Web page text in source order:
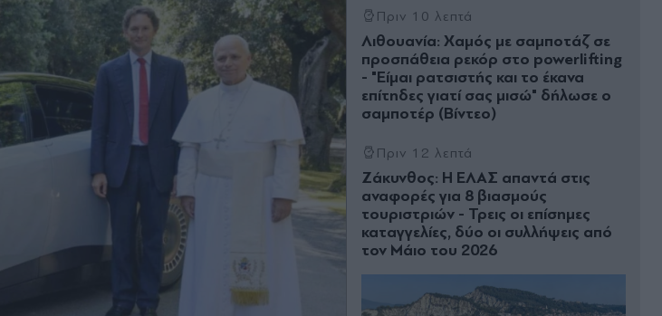
Πριν 10 λεπτά
Λιθουανία: Χαμός με σαμποτάζ σε
προσπάθεια ρεκόρ στο powerlifting
- "Είμαι ρατσιστής και το έκανα
επίτηδες γιατί σας μισώ" δήλωσε ο
σαμποτέρ (Βίντεο)
Πριν 12 λεπτά
Ζάκυνθος: Η ΕΛΑΣ απαντά στις
αναφορές για 8 βιασμούς
τουριστριών - Τρεις οι επίσημες
καταγγελίες, δύο οι συλλήψεις από
τον Μάιο του 2026